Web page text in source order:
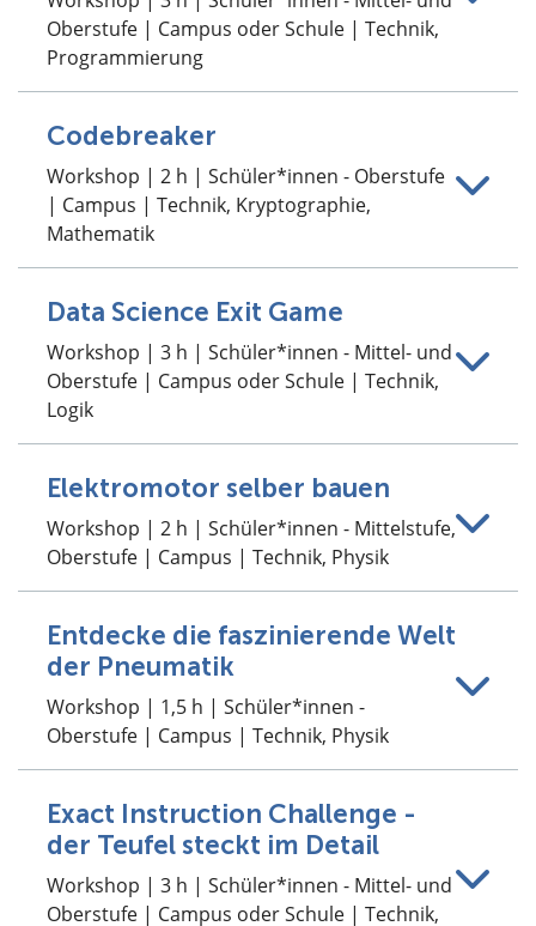
Oberstufe | Campus oder Schule | Technik,
Programmierung
Codebreaker
Workshop | 2 h | Schüler*innen - Oberstufe
| Campus | Technik, Kryptographie,
Mathematik
Data Science Exit Game
Workshop | 3 h | Schüler*innen - Mittel- und
Oberstufe | Campus oder Schule | Technik,
Logik
Elektromotor selber bauen
Workshop | 2 h | Schüler*innen - Mittelstufe,
Oberstufe | Campus | Technik, Physik
Entdecke die faszinierende Welt
der Pneumatik
Workshop | 1,5 h | Schüler*innen -
Oberstufe | Campus | Technik, Physik
Exact Instruction Challenge -
der Teufel steckt im Detail
Workshop | 3 h | Schüler*innen - Mittel- und
Oberstufe | Campus oder Schule | Technik,